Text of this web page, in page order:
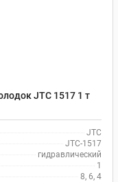
JTC 1517 1 т
JTC
JTC-1517
гидравлический
1
8, 6, 4